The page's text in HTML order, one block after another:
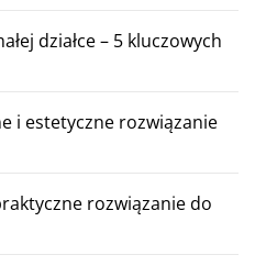
działce – 5 kluczowych
i estetyczne rozwiązanie
rozwiązanie do